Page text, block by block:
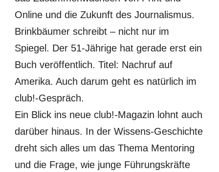
Online und die Zukunft des Journalismus.
Brinkbäumer schreibt – nicht nur im
Spiegel. Der 51-Jährige hat gerade erst ein
Buch veröffentlich. Titel: Nachruf auf
Amerika. Auch darum geht es natürlich im
club!-Gespräch.
Ein Blick ins neue club!-Magazin lohnt auch
darüber hinaus. In der Wissens-Geschichte
dreht sich alles um das Thema Mentoring
und die Frage, wie junge Führungskräfte